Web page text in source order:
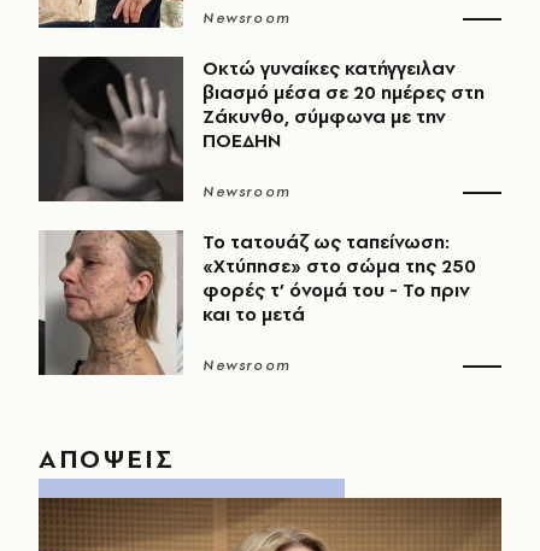
Newsroom
Οκτώ γυναίκες κατήγγειλαν
βιασμό μέσα σε 20 ημέρες στη
Ζάκυνθο, σύμφωνα με την
ΠΟΕΔΗΝ
Newsroom
Το τατουάζ ως ταπείνωση:
«Χτύπησε» στο σώμα της 250
φορές τ’ όνομά του - Το πριν
και το μετά
Newsroom
ΑΠΟΨΕΙΣ